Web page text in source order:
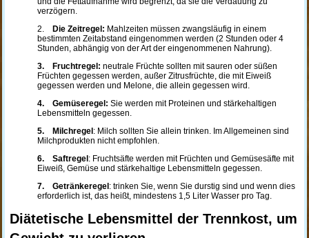
verzögern.
2.
Die Zeitregel: Mahlzeiten müssen zwangsläufig in einem
bestimmten Zeitabstand eingenommen werden (2 Stunden oder 4
Stunden, abhängig von der Art der eingenommenen Nahrung).
3. Fruchtregel: neutrale Früchte sollten mit sauren oder süßen
Früchten gegessen werden, außer Zitrusfrüchte, die mit Eiweiß
gegessen werden und Melone, die allein gegessen wird.
4. Gemüseregel: Sie werden mit Proteinen und stärkehaltigen
Lebensmitteln gegessen.
5. Milchregel : Milch sollten Sie allein trinken. Im Allgemeinen sind
Milchprodukten nicht empfohlen.
6. Saftregel : Fruchtsäfte werden mit Früchten und Gemüsesäfte mit
Eiweiß, Gemüse und stärkehaltige Lebensmitteln gegessen.
7. Getränkeregel : trinken Sie, wenn Sie durstig sind und wenn dies
erforderlich ist, das heißt, mindestens 1,5 Liter Wasser pro Tag.
Diätetische Lebensmittel der Trennkost, um